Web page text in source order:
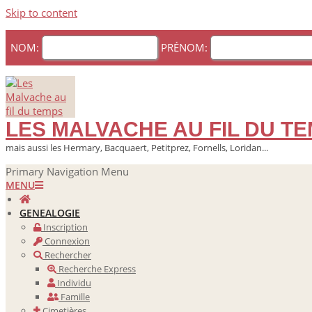
Skip to content
NOM: PRÉNOM:
LES MALVACHE AU FIL DU
mais aussi les Hermary, Bacquaert, Petitprez, Fornells, Loridan...
Primary Navigation Menu
MENU
GENEALOGIE
Inscription
Connexion
Rechercher
Recherche Express
Individu
Famille